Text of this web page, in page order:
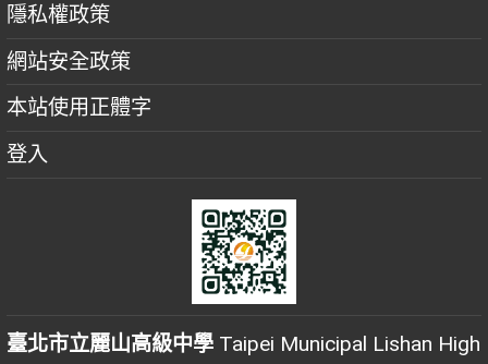
隱私權政策
網站安全政策
本站使用正體字
登入
臺北市立麗山高級中學 Taipei Municipal Lishan High